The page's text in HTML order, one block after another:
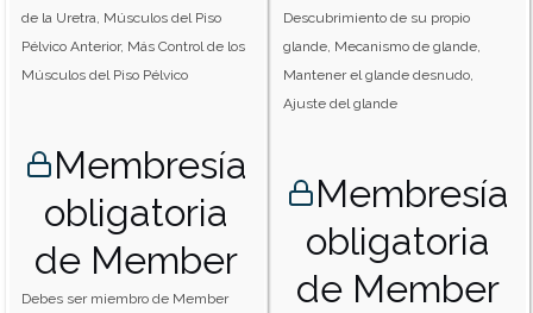
de la Uretra, Músculos del Piso
Pélvico Anterior, Más Control de los
Músculos del Piso Pélvico
Membresía
obligatoria
de Member
Debes ser miembro de Member
Descubrimiento de su propio
glande, Mecanismo de glande,
Mantener el glande desnudo,
Ajuste del glande
Membresía
obligatoria
de Member